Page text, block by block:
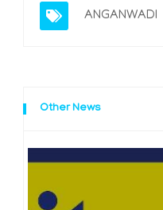
ANGANWADI
Other News